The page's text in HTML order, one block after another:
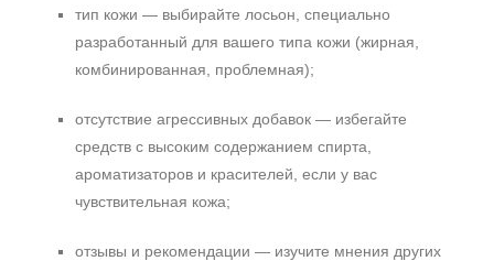
тип кожи — выбирайте лосьон, специально
разработанный для вашего типа кожи (жирная,
комбинированная, проблемная);
отсутствие агрессивных добавок — избегайте
средств с высоким содержанием спирта,
ароматизаторов и красителей, если у вас
чувствительная кожа;
отзывы и рекомендации — изучите мнения других